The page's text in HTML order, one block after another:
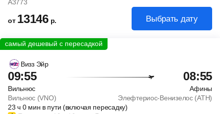
A3773
от 13146 р. Выбрать дату
Визз Эйр
09:55 08:55
Вильнюс
Афины
Вильнюс (VNO)
Элефтериос-Венизелос (ATH)
23ч0 мин в пути (включая пересадку)